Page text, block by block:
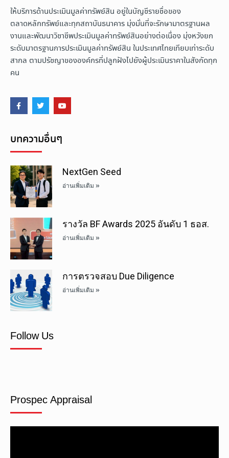
ให้บริการด้านประเมินมูลค่าทรัพย์สิน อยู่ในบัญชีรายชื่อของ
ตลาดหลักทรัพย์และทุกสถาบันธนาคาร มุ่งมั่นที่จะรักษามาตรฐานผล
งานและพัฒนาวิชาชีพประเมินมูลค่าทรัพย์สินอย่างต่อเนื่อง มุ่งหวังยก
ระดับมาตรฐานการประเมินมูลค่าทรัพย์สิน ในประเทศไทยเทียบเท่าระดับ
สากล ตามปรัชญาขององค์กรที่ปลูกฝังไปยังผู้ประเมินราคาในสังกัดทุก
คน
บทความอื่นๆ
NextGen Seed
อ่านเพิ่มเติม »
รางวัล BF Awards 2025 อันดับ 1 ธอส.
อ่านเพิ่มเติม »
การตรวจสอบ Due Diligence
อ่านเพิ่มเติม »
Follow Us
Prospec Appraisal